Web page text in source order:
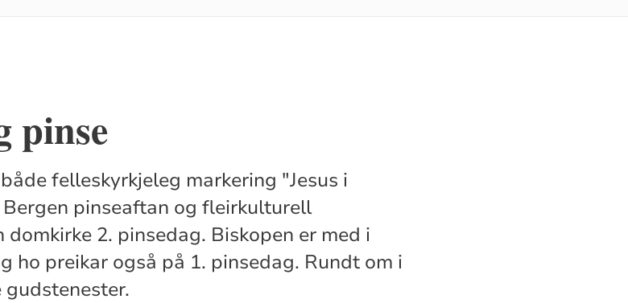
pinse
felleskyrkjeleg markering "Jesus i
pinseaftan og fleirkulturell
2. pinsedag. Biskopen er med i
ho preikar også på 1. pinsedag. Rundt om i
gudstenester.